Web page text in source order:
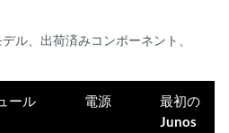
ル、出荷済みコンポーネント、
ール 電源
最初の
Junos